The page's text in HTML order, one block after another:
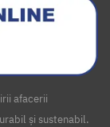
afacerii
și sustenabil.